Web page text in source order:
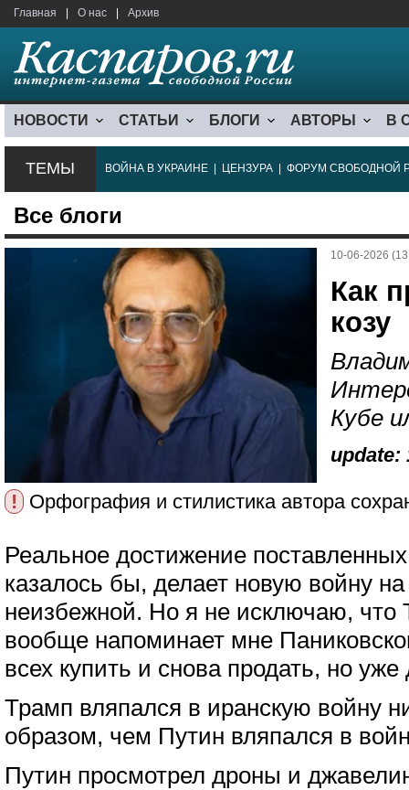
Главная О нас Архив
НОВОСТИ СТАТЬИ БЛОГИ АВТОРЫ В
ТЕМЫ ВОЙНА В УКРАИНЕ ЦЕНЗУРА ФОРУМ СВОБОДНОЙ
Все блоги
10-06-2026
Как
козу
Кубе
update:
! Орфография и стилистика автора
Реальное достижение
казалось бы, делает новую войну
неизбежной. Но я не исключаю, что
вообще напоминает мне
всех купить и снова продать, но
Трамп вляпался в иранскую войну
образом, чем Путин вляпался в
Путин просмотрел дроны и